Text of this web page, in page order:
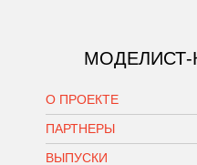
МОДЕЛИСТ-
О ПРОЕКТЕ
ПАРТНЕРЫ
ВЫПУСКИ